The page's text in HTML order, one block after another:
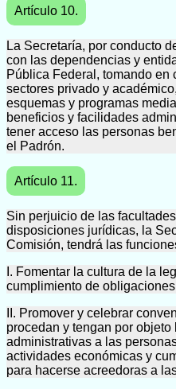
Artículo 10.
La Secretaría, por conducto
con las dependencias y
Pública Federal, tomando en
sectores privado y
esquemas y programas
beneficios y facilidades
tener acceso las personas
el Padrón.
Artículo 11.
Sin perjuicio de las
disposiciones jurídicas, la
Comisión, tendrá las
I. Fomentar la cultura de la
cumplimiento de
II. Promover y celebrar
procedan y tengan por
administrativas a las
actividades económicas y
para hacerse acreedoras a